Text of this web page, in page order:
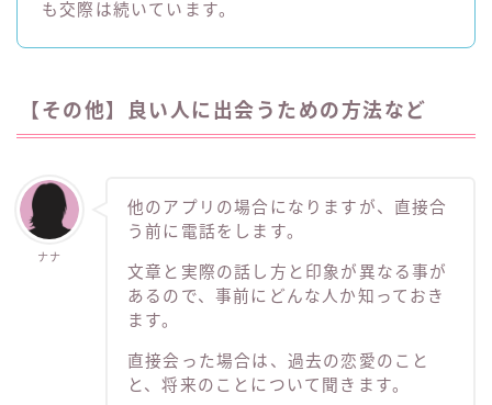
も交際は続いています。
【その他】良い人に出会うための方法など
ナナ
他のアプリの場合になりますが、直接合
う前に電話をします。
文章と実際の話し方と印象が異なる事が
あるので、事前にどんな人か知っておき
ます。
直接会った場合は、過去の恋愛のこと
と、将来のことについて聞きます。